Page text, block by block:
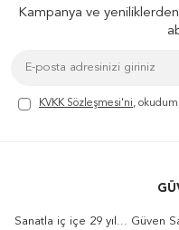
Kampanya ve
KVKK Sözleşmesi'ni,
Sanatla iç içe 29 yıl... Güven